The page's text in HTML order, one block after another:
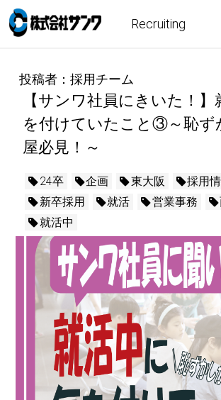
Recruiting
投稿者：採用チーム
【サンワ社員にきいた！】
を付けていたこと③～恥ず
屋必見！～
24卒 企画 東大阪
採用
新卒採用
就活 営業事務
就活中